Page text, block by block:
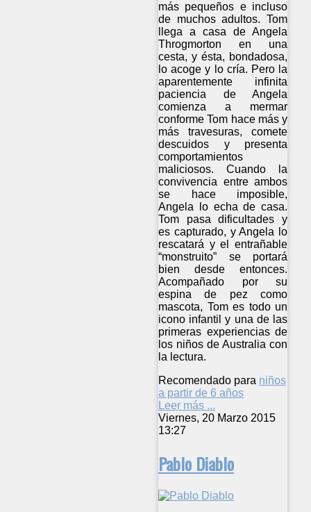
más pequeños e incluso
de muchos adultos. Tom
llega a casa de Angela
Throgmorton en una
cesta, y ésta, bondadosa,
lo acoge y lo cría. Pero la
aparentemente infinita
paciencia de Angela
comienza a mermar
conforme Tom hace más y
más travesuras, comete
descuidos y presenta
comportamientos
maliciosos. Cuando la
convivencia entre ambos
se hace imposible,
Angela lo echa de casa.
Tom pasa dificultades y
es capturado, y Angela lo
rescatará y el entrañable
“monstruito” se portará
bien desde entonces.
Acompañado por su
espina de pez como
mascota, Tom es todo un
icono infantil y una de las
primeras experiencias de
los niños de Australia con
la lectura.
Recomendado para niños
a partir de 6 años
Leer más ...
Viernes, 20 Marzo 2015
13:27
Pablo Diablo